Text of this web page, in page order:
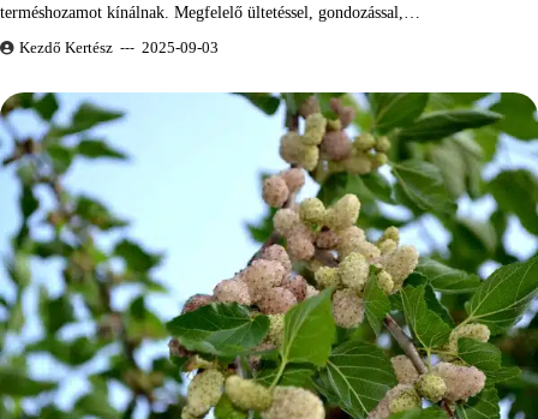
terméshozamot kínálnak. Megfelelő ültetéssel, gondozással,…
Kezdő Kertész 2025-09-03